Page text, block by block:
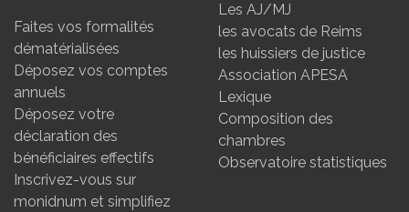
Faites vos formalités
dématérialisées
Déposez vos comptes
annuels
Déposez votre
déclaration des
bénéficiaires effectifs
Inscrivez-vous sur
monidnum et simplifiez
Les AJ/MJ
les avocats de Reims
les huissiers de justice
Association APESA
Lexique
Composition des
chambres
Observatoire statistiques